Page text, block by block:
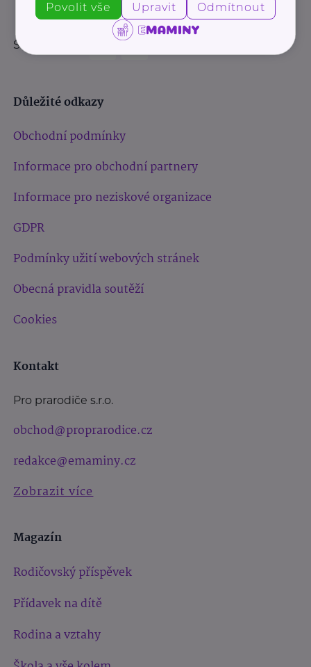
Sledujte nás:
Důležité odkazy
Obchodní podmínky
Informace pro obchodní partnery
Informace pro neziskové organizace
GDPR
Podmínky užití webových stránek
Obecná pravidla soutěží
Cookies
Kontakt
Pro prarodiče s.r.o.
obchod@proprarodice.cz
redakce@emaminy.cz
Zobrazit více
Magazín
Rodičovský příspěvek
Přídavek na dítě
Rodina a vztahy
Povolit vše Upravit Odmítnout